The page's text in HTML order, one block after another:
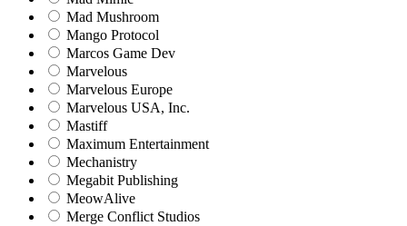
Mad Mushroom
Mango Protocol
Marcos Game Dev
Marvelous
Marvelous Europe
Marvelous USA, Inc.
Mastiff
Maximum Entertainment
Mechanistry
Megabit Publishing
MeowAlive
Merge Conflict Studios